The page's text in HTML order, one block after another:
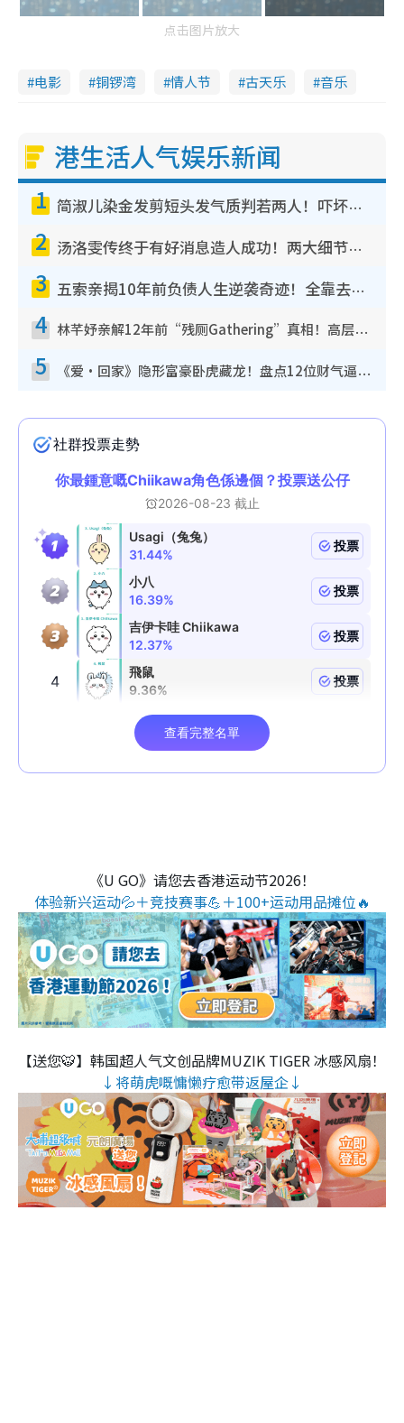
点击图片放大
电影 铜锣湾 情人节 古天乐 音乐
港生活人气娱乐新闻
1 简淑儿染金发剪短头发气质判若两人！吓坏老公麦大力都认不出：“你做什么？”
2 汤洛雯传终于有好消息造人成功！两大细节曝孕味极浓引猜测：大肚婆先会咁！
3 五索亲揭10年前负债人生逆袭奇迹！全靠去一地方转运后即遇上马先生
4 林芊妤亲解12年前“残厕Gathering”真相！高层解约一句话重创尊严，至今拒返TVB
5 《爱·回家》隐形富豪卧虎藏龙！盘点12位财气逼人的有钱艺人：这位美女3亿身家不愁做
《U GO》请您去香港运动节2026！
体验新兴运动💦＋竞技赛事💪＋100+运动用品摊位🔥
【送您🐯】韩国超人气文创品牌MUZIK TIGER 冰感风扇！
↓将萌虎嘅慵懒疗愈带返屋企↓